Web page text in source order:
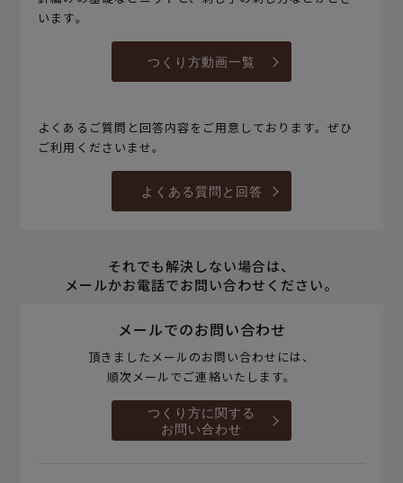
います。
つくり方動画一覧
よくあるご質問と回答内容をご用意しております。ぜひ
ご利用くださいませ。
よくある質問と回答
それでも解決しない場合は、
メールかお電話でお問い合わせください。
メールでのお問い合わせ
頂きましたメールのお問い合わせには、
順次メールでご連絡いたします。
つくり方に関する
お問い合わせ